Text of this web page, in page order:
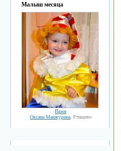
Малыш месяца
Ваня
Оксана Манжурина, Ртищево